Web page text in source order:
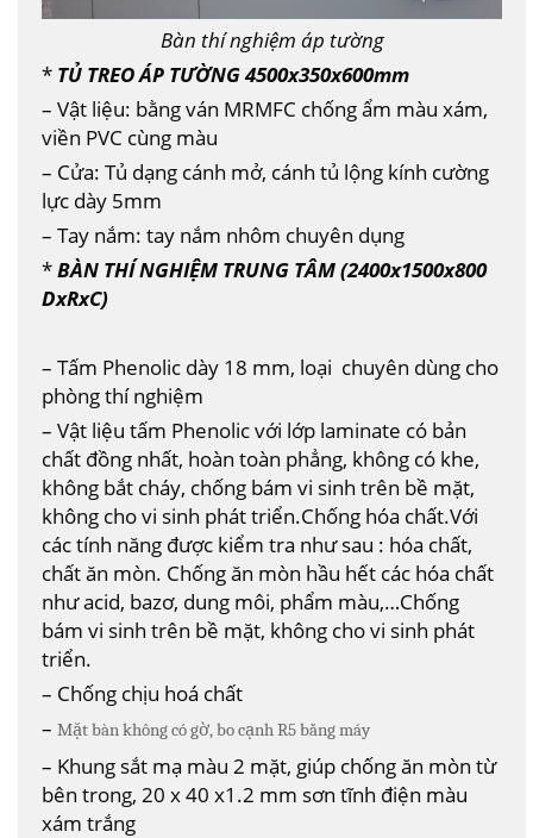
Bàn thí nghiệm áp tường
* TỦ TREO ÁP TƯỜNG 4500x350x600mm
– Vật liệu: bằng ván MRMFC chống ẩm màu xám,
viền PVC cùng màu
– Cửa: Tủ dạng cánh mở, cánh tủ lộng kính cường
lực dày 5mm
– Tay nắm: tay nắm nhôm chuyên dụng
*BÀN THÍ NGHIỆM TRUNG TÂM (2400x1500x800
DxRxC)
– Tấm Phenolic dày 18 mm, loại chuyên dùng cho
phòng thí nghiệm
– Vật liệu tấm Phenolic với lớp laminate có bản
chất đồng nhất, hoàn toàn phẳng, không có khe,
không bắt cháy, chống bám vi sinh trên bề mặt,
không cho vi sinh phát triển.Chống hóa chất.Với
các tính năng được kiểm tra như sau : hóa chất,
chất ăn mòn. Chống ăn mòn hầu hết các hóa chất
như acid, bazơ, dung môi, phẩm màu,…Chống
bám vi sinh trên bề mặt, không cho vi sinh phát
triển.
– Chống chịu hoá chất
– Mặt bàn không có gờ, bo cạnh R5 bằng máy
– Khung sắt mạ màu 2 mặt, giúp chống ăn mòn từ
bên trong, 20 x 40 x1.2 mm sơn tĩnh điện màu
xám trắng